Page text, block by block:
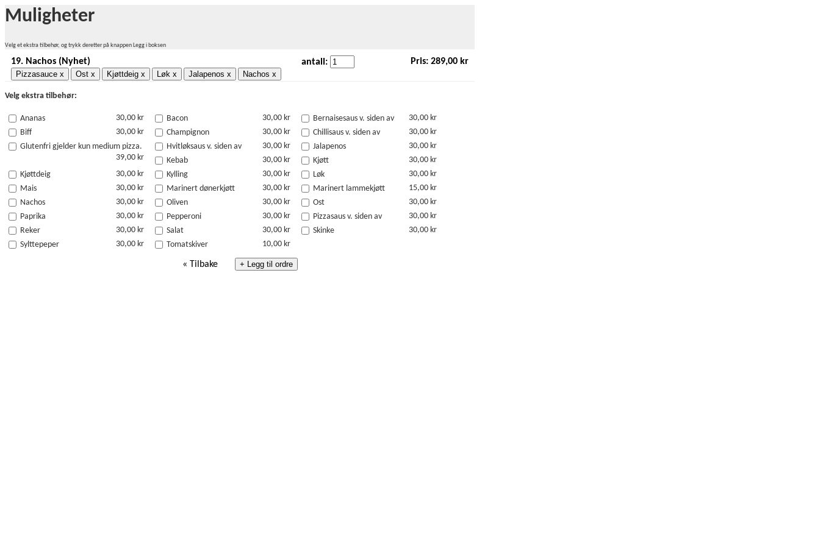
Muligheter
Velg et ekstra tilbehør, og trykk deretter på knappen Legg i boksen
19. Nachos (Nyhet) antall:
Pizzasauce x Ost x Kjøttdeig x Løk x Jalapenos x Nachos x
Pris: 289,00 kr
Velg ekstra tilbehør:
Ananas 30,00 kr Bacon 30,00 kr Bernaisesaus v. siden av
30,00 kr
Biff
30,00 kr Champignon 30,00 kr Chillisaus v. siden av
30,00 kr
Glutenfri gjelder kun medium pizza.
39,00 kr
Hvitløksaus v. siden av 30,00 kr Jalapenos
30,00 kr
Kebab
30,00 kr Kjøtt
30,00 kr
Kjøttdeig
30,00 kr Kylling 30,00 kr Løk
30,00 kr
Mais
30,00 kr Marinert dønerkjøtt 30,00 kr Marinert lammekjøtt
15,00 kr
Nachos
30,00 kr Oliven 30,00 kr Ost
30,00 kr
Paprika
30,00 kr Pepperoni 30,00 kr Pizzasaus v. siden av
30,00 kr
Reker
30,00 kr Salat 30,00 kr Skinke
30,00 kr
Sylttepeper
30,00 kr Tomatskiver 10,00 kr
« Tilbake